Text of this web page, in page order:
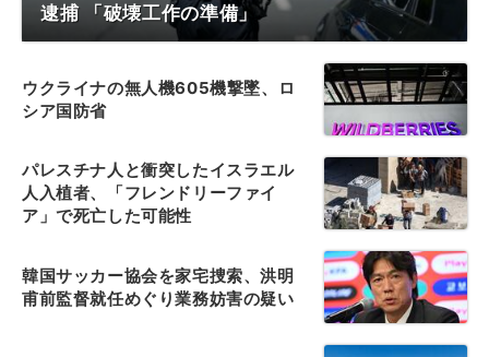
逮捕 「破壊工作の準備」
ウクライナの無人機605機撃墜、ロ
シア国防省
パレスチナ人と衝突したイスラエル
人入植者、「フレンドリーファイ
ア」で死亡した可能性
韓国サッカー協会を家宅捜索、洪明
甫前監督就任めぐり業務妨害の疑い